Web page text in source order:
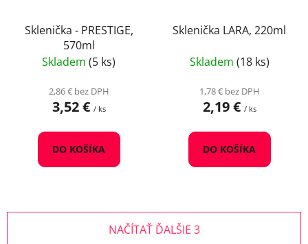
Sklenička - PRESTIGE,
570ml
Skladem (5 ks)
2,86 € bez DPH
3,52 € / ks
DO KOŠÍKA
Sklenička LARA, 220ml
Skladem (18 ks)
1,78 € bez DPH
2,19 € / ks
DO KOŠÍKA
NAČÍTAŤ ĎALŠIE 3